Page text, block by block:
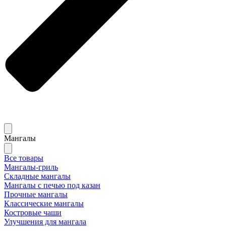
Мангалы
Все товары
Мангалы-гриль
Складные мангалы
Мангалы с печью под казан
Прочные мангалы
Классические мангалы
Костровые чаши
Улучшения для мангала